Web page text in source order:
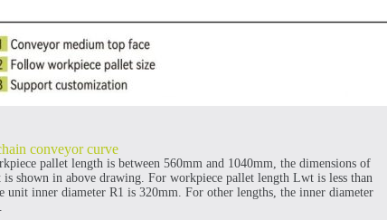
conveyor curve
pallet length is between 560mm and 1040mm, the dimensions of
is shown in above drawing. For workpiece pallet length Lwt is less than
unit inner diameter R1 is 320mm. For other lengths, the inner diameter